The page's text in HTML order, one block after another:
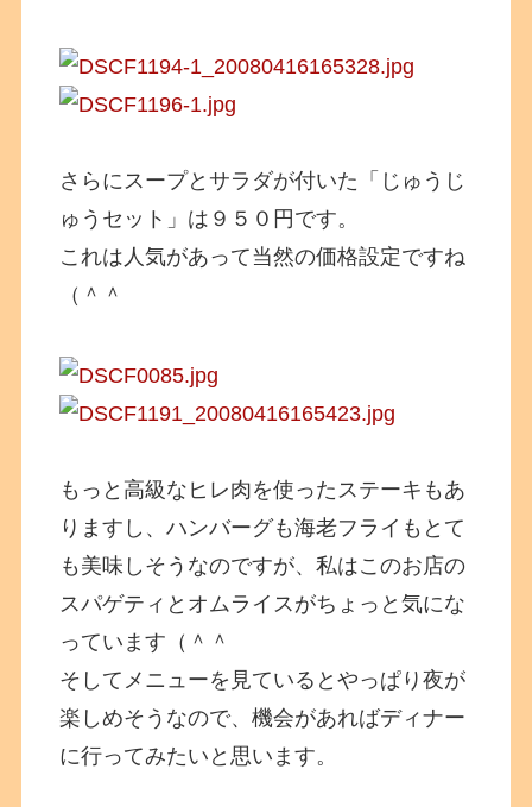
さらにスープとサラダが付いた「じゅうじ
ゅうセット」は９５０円です。
これは人気があって当然の価格設定ですね
（＾＾
もっと高級なヒレ肉を使ったステーキもあ
りますし、ハンバーグも海老フライもとて
も美味しそうなのですが、私はこのお店の
スパゲティとオムライスがちょっと気にな
っています（＾＾
そしてメニューを見ているとやっぱり夜が
楽しめそうなので、機会があればディナー
に行ってみたいと思います。